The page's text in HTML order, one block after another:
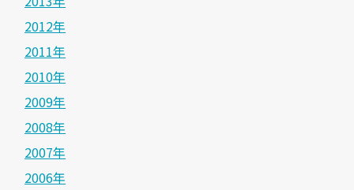
2012年
2011年
2010年
2009年
2008年
2007年
2006年